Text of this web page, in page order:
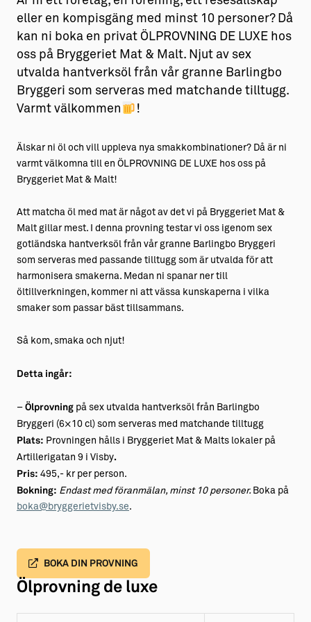
eller en kompisgäng med minst 10 personer? Då
kan ni boka en privat ÖLPROVNING DE LUXE hos
oss på Bryggeriet Mat & Malt. Njut av sex
utvalda hantverksöl från vår granne Barlingbo
Bryggeri som serveras med matchande tilltugg.
Varmt välkommen
!
Älskar ni öl och vill uppleva nya smakkombinationer? Då är ni
varmt välkomna till en ÖLPROVNING DE LUXE hos oss på
Bryggeriet Mat & Malt!
Att matcha öl med mat är något av det vi på Bryggeriet Mat &
Malt gillar mest. I denna provning testar vi oss igenom sex
gotländska hantverksöl från vår granne Barlingbo Bryggeri
som serveras med passande tilltugg som är utvalda för att
harmonisera smakerna. Medan ni spanar ner till
öltillverkningen, kommer ni att vässa kunskaperna i vilka
smaker som passar bäst tillsammans.
Så kom, smaka och njut!
Detta ingår:
– Ölprovning på sex utvalda hantverksöl från Barlingbo
Bryggeri (6×10 cl) som serveras med matchande tilltugg
Plats: Provningen hålls i Bryggeriet Mat & Malts lokaler på
Artillerigatan 9 i Visby.
Pris: 495,- kr per person.
Bokning: Endast med föranmälan, minst 10 personer. Boka på
boka@bryggerietvisby.se.
BOKA DIN PROVNING
Ölprovning de luxe